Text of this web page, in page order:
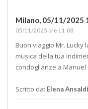
Milano, 05/11/2025
05/11/2025 ore 11:08
Buon viaggio Mr. Lucky
musica della tua
condoglianze a Manuel
Scritto da: Elena Ansaldi